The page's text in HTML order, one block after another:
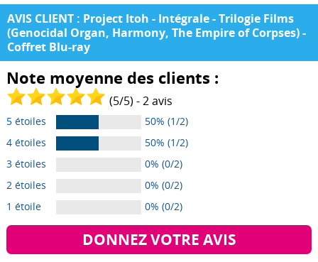
AVIS CLIENT : Project Itoh - Intégrale - Trilogie Films
(Genocidal Organ, Harmony, The Empire of Corpses) -
Coffret Blu-ray
Note moyenne des clients :
(5/5) -2avis
5 étoiles
50% (1/2)
4 étoiles
50% (1/2)
3 étoiles
0% (0/2)
2 étoiles
0% (0/2)
1 étoile
0% (0/2)
DONNEZ VOTRE AVIS